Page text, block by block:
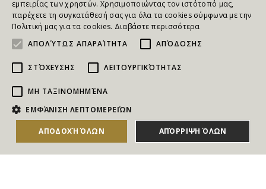
NEWSLETTER
Για να ενημερώνεστε άμεσα για τους Διαγωνισμούς, τα
Δώρα, τις Νέες Προσφορές & τις Νέες Δωροεπιταγές
εμπειρίας των χρηστών. Χρησιμοποιώντας τον ιστότοπό μας,
παρέχετε τη συγκατάθεσή σας για όλα τα cookies σύμφωνα με την
Πολιτική μας για τα cookies. Διαβάστε περισσότερα
ΑΠΟΛΎΤΩΣ ΑΠΑΡΑΊΤΗΤΑ
ΑΠΌΔΟΣΗΣ
ΣΤΌΧΕΥΣΗΣ ΛΕΙΤΟΥΡΓΙΚΌΤΗΤΑΣ
ΜΗ ΤΑΞΙΝΟΜΗΜΈΝΑ
ΕΜΦΆΝΙΣΗ ΛΕΠΤΟΜΕΡΕΙΏΝ
ΑΠΟΔΟΧΉ ΌΛΩΝ ΑΠΌΡΡΙΨΗ ΌΛΩΝ